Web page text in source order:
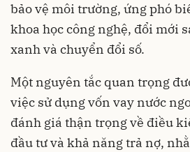
bảo vệ môi trường, ứng phó
khoa học công nghệ, đổi mới
xanh và chuyển đổi số.
Một nguyên tắc quan trọng
việc sử dụng vốn vay nước
đánh giá thận trọng về điều
đầu tư và khả năng trả nợ,